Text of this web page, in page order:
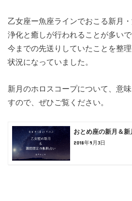
乙女座ー魚座ラインでおこる新月
浄化と癒しが行われることが多いで
今までの先送りしていたことを整
状況になっていました。
新月のホロスコープについて、意
すので、ぜひご覧ください。
おとめ座の新月＆
2018年9月3日